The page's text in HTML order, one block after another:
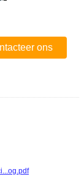
ons